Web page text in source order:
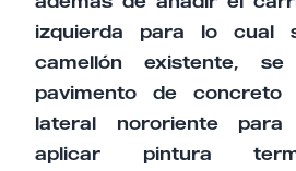
izquierda para lo cual
camellón existente,
pavimento de
lateral nororiente para
aplicar pintura